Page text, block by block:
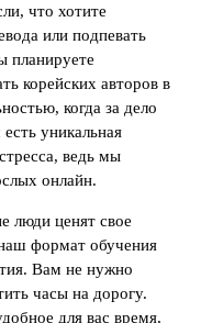
что хотите
или подпевать
планируете
корейских авторов в
когда за дело
уникальная
ведь мы
онлайн.
люди ценят свое
формат обучения
Вам не нужно
часы на дорогу.
для вас время,